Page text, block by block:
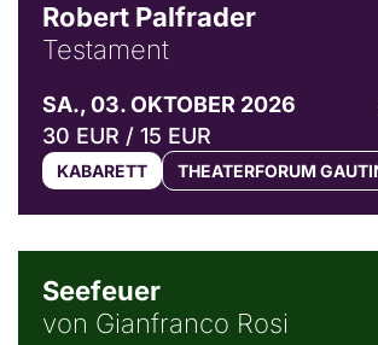
Robert Palfrader
Testament
SA., 03. OKTOBER 2026
30 EUR / 15 EUR
KABARETT THEATERFORUM
Seefeuer
von Gianfranco Rosi